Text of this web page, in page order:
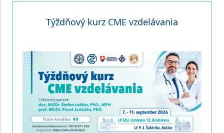
Týždňový kurz CME vzdelávania